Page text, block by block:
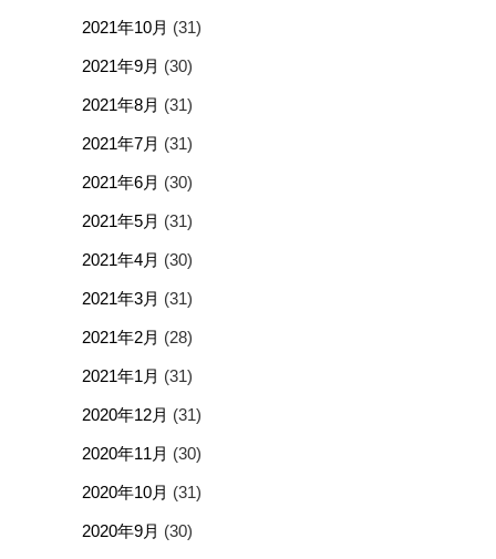
2021年10月 (31)
2021年9月 (30)
2021年8月 (31)
2021年7月 (31)
2021年6月 (30)
2021年5月 (31)
2021年4月 (30)
2021年3月 (31)
2021年2月 (28)
2021年1月 (31)
2020年12月 (31)
2020年11月 (30)
2020年10月 (31)
2020年9月 (30)